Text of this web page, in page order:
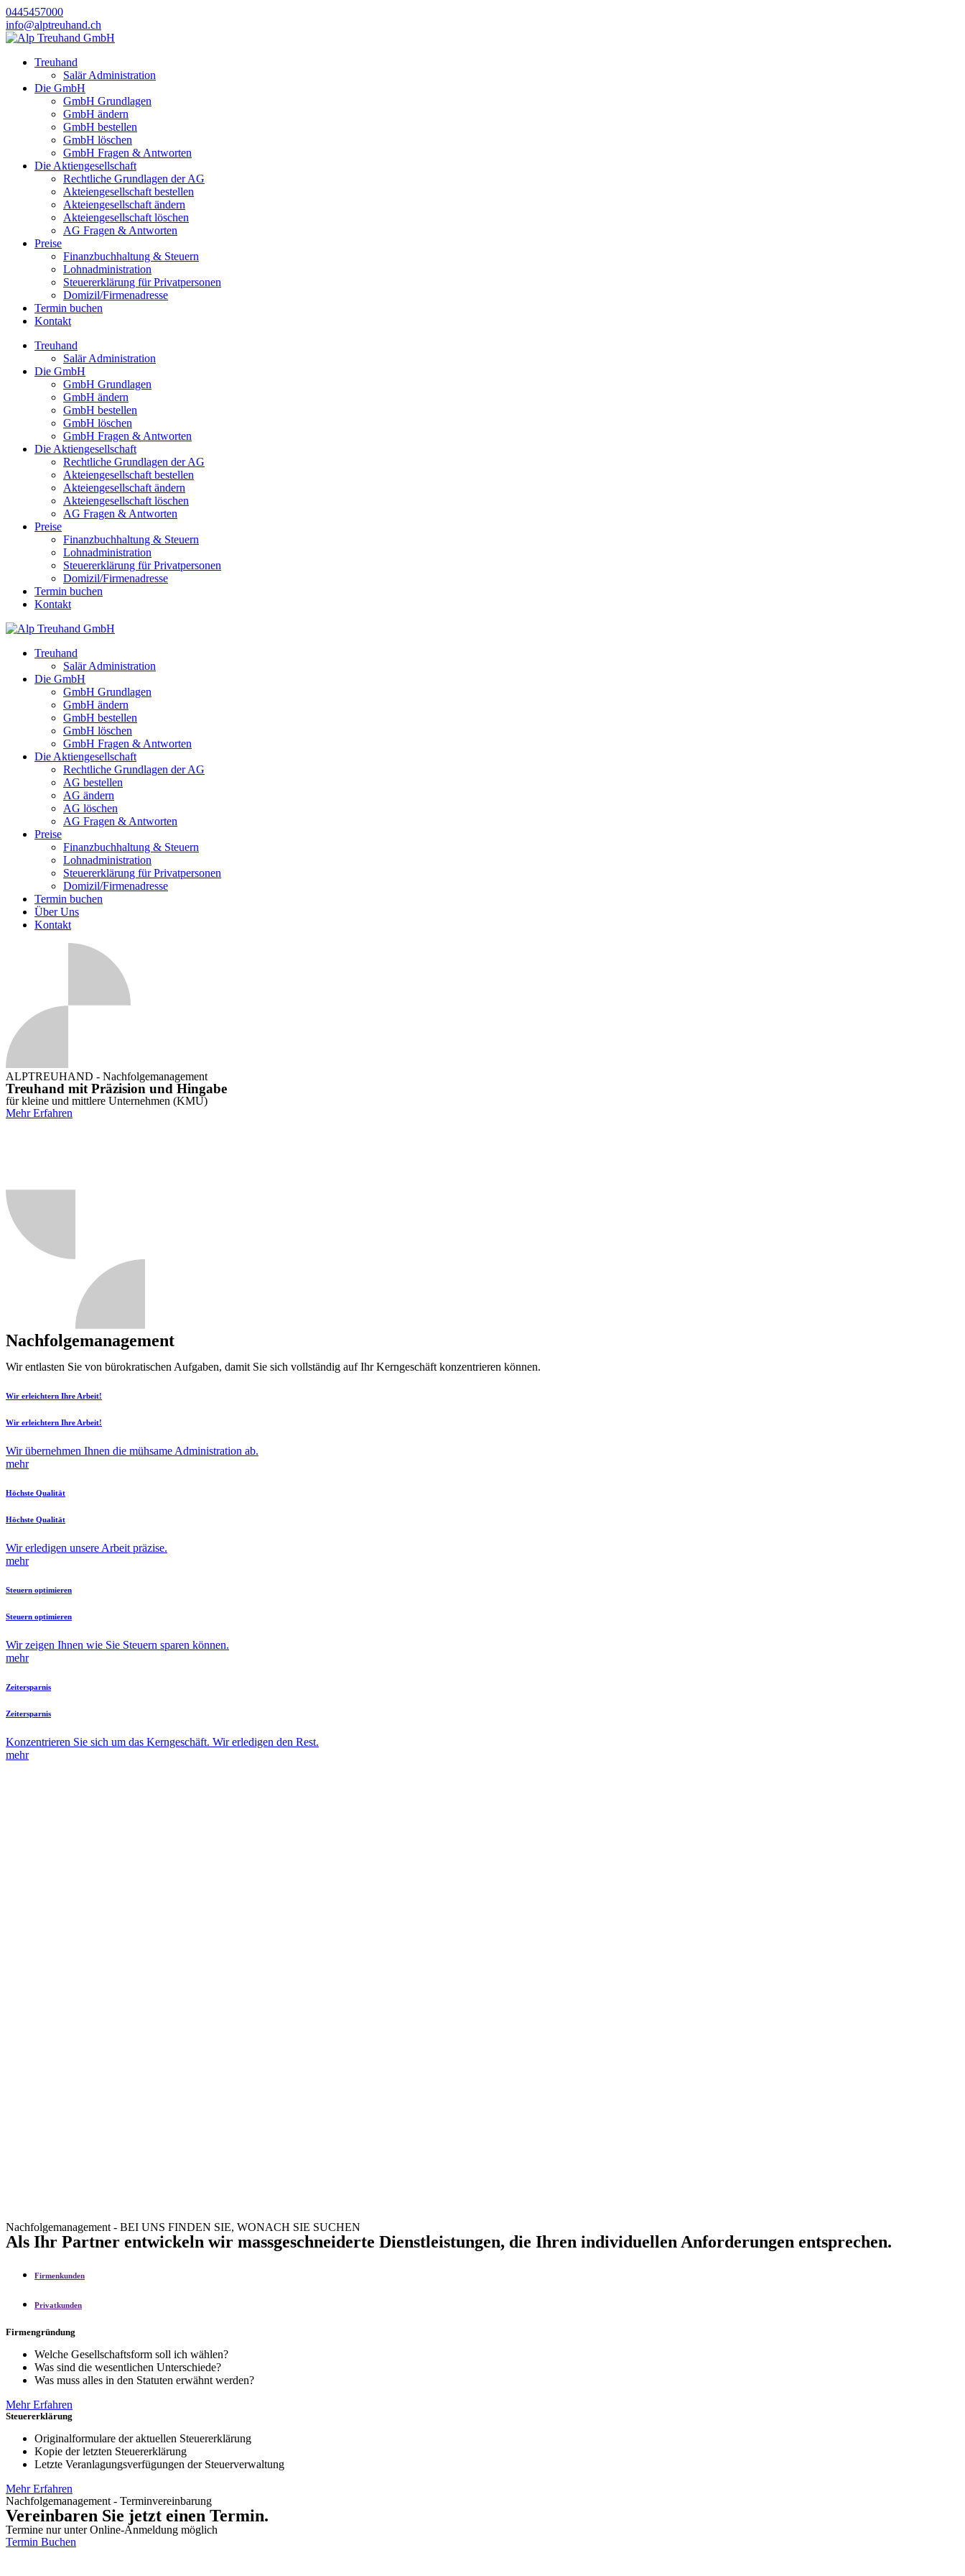
0445457000
info@alptreuhand.ch
Treuhand
Salär Administration
Die GmbH
GmbH Grundlagen
GmbH ändern
GmbH bestellen
GmbH löschen
GmbH Fragen & Antworten
Die Aktiengesellschaft
Rechtliche Grundlagen der AG
Akteiengesellschaft bestellen
Akteiengesellschaft ändern
Akteiengesellschaft löschen
AG Fragen & Antworten
Preise
Finanzbuchhaltung & Steuern
Lohnadministration
Steuererklärung für Privatpersonen
Domizil/Firmenadresse
Termin buchen
Kontakt
Treuhand
Salär Administration
Die GmbH
GmbH Grundlagen
GmbH ändern
GmbH bestellen
GmbH löschen
GmbH Fragen & Antworten
Die Aktiengesellschaft
Rechtliche Grundlagen der AG
Akteiengesellschaft bestellen
Akteiengesellschaft ändern
Akteiengesellschaft löschen
AG Fragen & Antworten
Preise
Finanzbuchhaltung & Steuern
Lohnadministration
Steuererklärung für Privatpersonen
Domizil/Firmenadresse
Termin buchen
Kontakt
Treuhand
Salär Administration
Die GmbH
GmbH Grundlagen
GmbH ändern
GmbH bestellen
GmbH löschen
GmbH Fragen & Antworten
Die Aktiengesellschaft
Rechtliche Grundlagen der AG
AG bestellen
AG ändern
AG löschen
AG Fragen & Antworten
Preise
Finanzbuchhaltung & Steuern
Lohnadministration
Steuererklärung für Privatpersonen
Domizil/Firmenadresse
Termin buchen
Über Uns
Kontakt
ALPTREUHAND - Nachfolgemanagement
Treuhand mit Präzision und Hingabe
für kleine und mittlere Unternehmen (KMU)
Mehr Erfahren
Nachfolgemanagement
Wir entlasten Sie von bürokratischen Aufgaben, damit Sie sich vollständig auf Ihr Kerngeschäft konzentrieren können.
Wir erleichtern Ihre Arbeit!
Wir erleichtern Ihre Arbeit!
Wir übernehmen Ihnen die mühsame Administration ab.
mehr
Höchste Qualität
Höchste Qualität
Wir erledigen unsere Arbeit präzise.
mehr
Steuern optimieren
Steuern optimieren
Wir zeigen Ihnen wie Sie Steuern sparen können.
mehr
Zeitersparnis
Zeitersparnis
Konzentrieren Sie sich um das Kerngeschäft. Wir erledigen den Rest.
mehr
Nachfolgemanagement - BEI UNS FINDEN SIE, WONACH SIE SUCHEN
Als Ihr Partner entwickeln wir massgeschneiderte Dienstleistungen, die Ihren individuellen Anforderungen entsprechen.
Firmenkunden
Privatkunden
Firmengründung
Welche Gesellschaftsform soll ich wählen?
Was sind die wesentlichen Unterschiede?
Was muss alles in den Statuten erwähnt werden?
Mehr Erfahren
Steuererklärung
Originalformulare der aktuellen Steuererklärung
Kopie der letzten Steuererklärung
Letzte Veranlagungsverfügungen der Steuerverwaltung
Mehr Erfahren
Nachfolgemanagement - Terminvereinbarung
Vereinbaren Sie jetzt einen Termin.
Termine nur unter Online-Anmeldung möglich
Termin Buchen